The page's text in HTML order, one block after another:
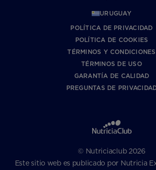
URUGUAY
POLÍTICA DE PRIVACIDAD
POLÍTICA DE COOKIES
TÉRMINOS Y CONDICIONES
TÉRMINOS DE USO
GARANTÍA DE CALIDAD
PREGUNTAS DE
© Nutriciaclub 2026
Este sitio web es publicado por Nutricia